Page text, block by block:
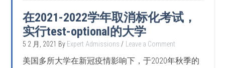
在2021-2022学年取消标化考试，
实行test-optional的大学
5 2 月, 2021 By Expert Admissions Leave a Comment
美国多所大学在新冠疫情影响下，于2020年秋季的